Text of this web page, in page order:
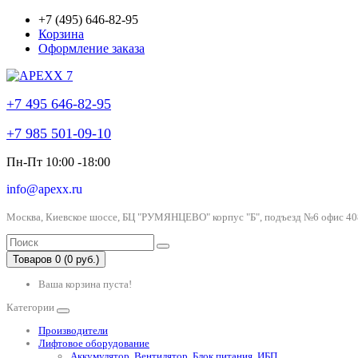
+7 (495) 646-82-95
Корзина
Оформление заказа
+7 495 646-82-95
+7 985 501-09-10
Пн-Пт 10:00 -18:00
info@apexx.ru
Москва, Киевское шоссе, БЦ "РУМЯНЦЕВО" корпус "Б", подъезд №6 офис
Товаров 0 (0 руб.)
Ваша корзина пуста!
Категории
Производители
Лифтовое оборудование